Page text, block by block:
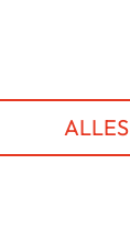
ALLES